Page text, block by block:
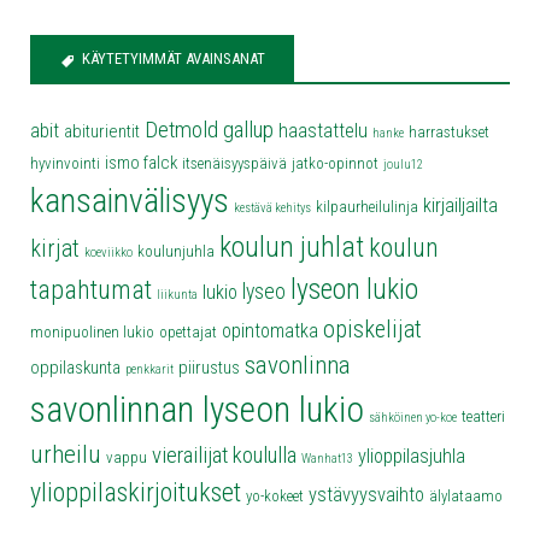
KÄYTETYIMMÄT AVAINSANAT
abit abiturientit Detmold gallup haastattelu hanke harrastukset
hyvinvointi ismo falck itsenäisyyspäivä jatko-opinnot joulu12
kansainvälisyys kestävä kehitys kilpaurheilulinja kirjailjailta
kirjat koeviikko koulunjuhla koulun juhlat koulun
tapahtumat liikunta lukio lyseo lyseon lukio
monipuolinen lukio opettajat opintomatka opiskelijat
oppilaskunta penkkarit piirustus savonlinna
savonlinnan lyseon lukio sähköinen yo-koe teatteri
urheilu vappu vierailijat koululla Wanhat13 ylioppilasjuhla
ylioppilaskirjoitukset yo-kokeet ystävyysvaihto älylataamo